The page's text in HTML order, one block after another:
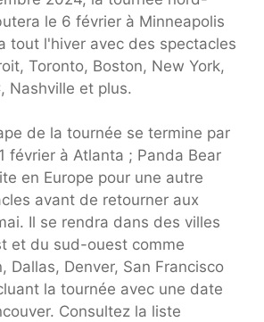
le 6 février à Minneapolis
tout l'hiver avec des spectacles
Toronto, Boston, New York,
Nashville et plus.
de la tournée se termine par
février à Atlanta ; Panda Bear
en Europe pour une autre
avant de retourner aux
Il se rendra dans des villes
et du sud-ouest comme
Dallas, Denver, San Francisco
la tournée avec une date
Consultez la liste